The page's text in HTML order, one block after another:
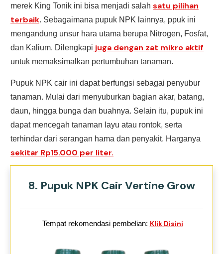
merek King Tonik ini bisa menjadi salah satu pilihan
terbaik. Sebagaimana pupuk NPK lainnya, ppuk ini
mengandung unsur hara utama berupa Nitrogen, Fosfat,
dan Kalium. Dilengkapi juga dengan zat mikro aktif
untuk memaksimalkan pertumbuhan tanaman.
Pupuk NPK cair ini dapat berfungsi sebagai penyubur
tanaman. Mulai dari menyuburkan bagian akar, batang,
daun, hingga bunga dan buahnya. Selain itu, pupuk ini
dapat mencegah tanaman layu atau rontok, serta
terhindar dari serangan hama dan penyakit. Harganya
sekitar Rp15.000 per liter.
8. Pupuk NPK Cair Vertine Grow
Tempat rekomendasi pembelian: Klik Disini